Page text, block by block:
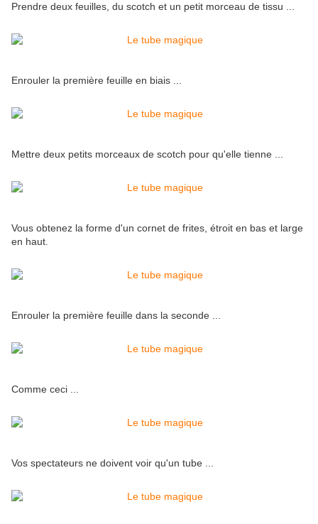
Prendre deux feuilles, du scotch et un petit morceau de tissu ...
Enrouler la première feuille en biais ...
Mettre deux petits morceaux de scotch pour qu'elle tienne ...
Vous obtenez la forme d'un cornet de frites, étroit en bas et large
en haut.
Enrouler la première feuille dans la seconde ...
Comme ceci ...
Vos spectateurs ne doivent voir qu'un tube ...